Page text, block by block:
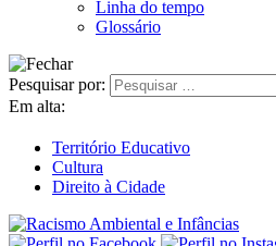
Linha do tempo
Glossário
Pesquisar por:
Em alta:
Território Educativo
Cultura
Direito à Cidade